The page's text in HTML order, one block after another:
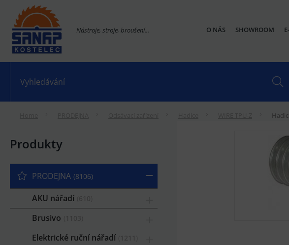
Nástroje, stroje, broušení... O NÁS SHOWROOM
Produkty
PRODEJNA 8106
AKU nářadí
Brusivo
Elektrické ruční nářadí